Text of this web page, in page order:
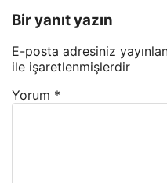
Bir yanıt yazın
E-posta adresiniz
ile işaretlenmişlerdir
Yorum *